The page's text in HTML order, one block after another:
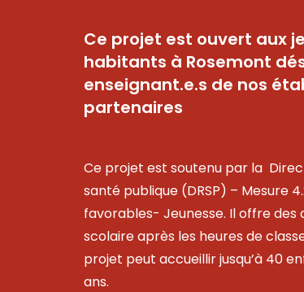
Ce projet est ouvert aux
habitants à Rosemont
enseignant.e.s de nos
partenaires
Ce projet est soutenu par la
santé publique (DRSP) – Mesure
favorables- Jeunesse. Il offre des
scolaire après les heures de
projet peut accueillir jusqu’à 40
ans.